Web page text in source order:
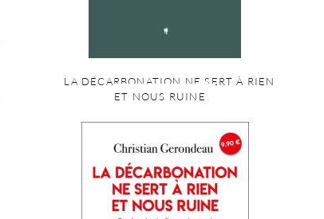
LA DÉCARBONATION NE SERT À RIEN
ET NOUS RUINE